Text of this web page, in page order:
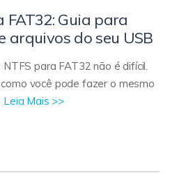
Guia para
arquivos do seu USB
para FAT32 não é difícil.
você pode fazer o mesmo
Leia Mais >>